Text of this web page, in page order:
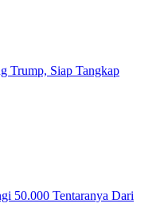
Trump, Siap Tangkap
50.000 Tentaranya Dari